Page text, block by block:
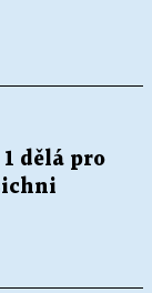
dělá pro